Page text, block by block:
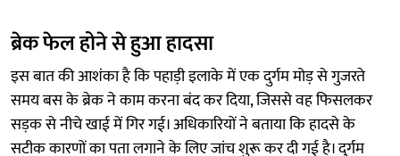
ब्रेक फेल होने से हुआ हादसा
इस बात की आशंका है कि पहाड़ी इलाके में एक दुर्गम मोड़ से गुजरते
समय बस के ब्रेक ने काम करना बंद कर दिया, जिससे वह फिसलकर
सड़क से नीचे खाई में गिर गई। अधिकारियों ने बताया कि हादसे के
सटीक कारणों का पता लगाने के लिए जांच शुरू कर दी गई है। दुर्गम